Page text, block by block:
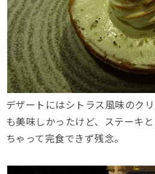
デザートにはシトラス風味のク
も美味しかったけど、ステーキ
ちゃって完食できず残念。